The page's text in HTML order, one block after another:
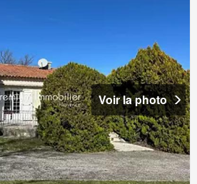
Voir la photo